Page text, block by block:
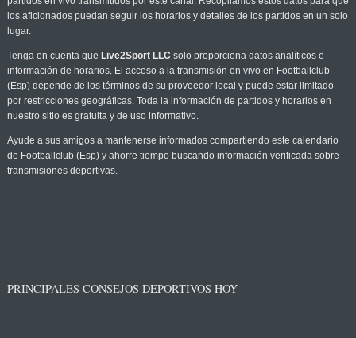
los aficionados puedan seguir los horarios y detalles de los partidos en un solo
lugar.
Tenga en cuenta que Live2Sport LLC solo proporciona datos analíticos e
información de horarios. El acceso a la transmisión en vivo en Footballclub
(Esp) depende de los términos de su proveedor local y puede estar limitado
por restricciones geográficas. Toda la información de partidos y horarios en
nuestro sitio es gratuita y de uso informativo.
Ayude a sus amigos a mantenerse informados compartiendo este calendario
de Footballclub (Esp) y ahorre tiempo buscando información verificada sobre
transmisiones deportivas.
PRINCIPALES CONSEJOS DEPORTIVOS HOY